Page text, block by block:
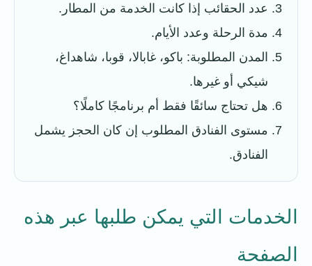
عدد الحقائب إذا كانت الخدمة من المطار.
مدة الرحلة وعدد الأيام.
المدن المطلوبة: باكو، غابالا، قوبا، شاهداغ،
شيكي أو غيرها.
هل تحتاج سائقًا فقط أم برنامجًا كاملًا؟
مستوى الفنادق المطلوب إن كان الحجز يشمل
الفنادق.
الخدمات التي يمكن طلبها عبر هذه
الصفحة